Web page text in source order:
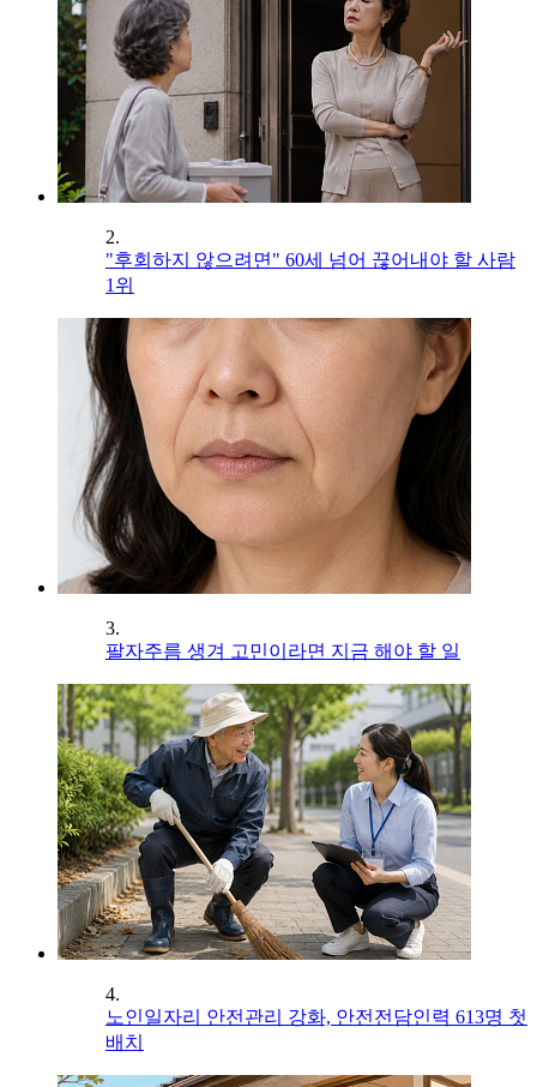
2.
"후회하지 않으려면" 60세 넘어 끊어내야 할 사람
1위
3.
팔자주름 생겨 고민이라면 지금 해야 할 일
4.
노인일자리 안전관리 강화, 안전전담인력 613명 첫
배치